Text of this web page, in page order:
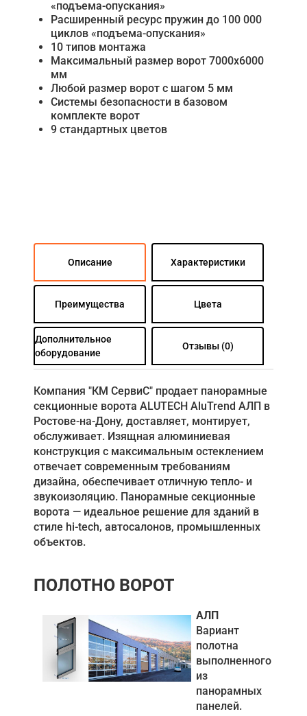
«подъема-опускания»
Расширенный ресурс пружин до 100 000
циклов «подъема-опускания»
10 типов монтажа
Максимальный размер ворот 7000х6000
мм
Любой размер ворот с шагом 5 мм
Системы безопасности в базовом
комплекте ворот
9 стандартных цветов
Описание Характеристики
Преимущества Цвета
Дополнительное
оборудование
Отзывы (0)
Компания "КМ СервиС" продает панорамные
секционные ворота ALUTECH AluTrend АЛП в
Ростове-на-Дону, доставляет, монтирует,
обслуживает. Изящная алюминиевая
конструкция с максимальным остеклением
отвечает современным требованиям
дизайна, обеспечивает отличную тепло- и
звукоизоляцию. Панорамные секционные
ворота ― идеальное решение для зданий в
стиле hi-tech, автосалонов, промышленных
объектов.
ПОЛОТНО ВОРОТ
АЛП
Вариант
полотна
выполненного
из
панорамных
панелей.